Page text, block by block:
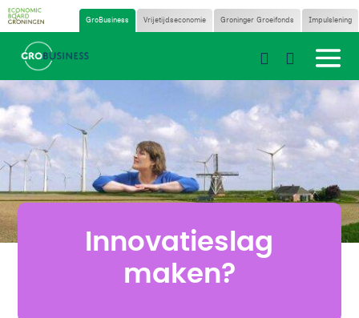
GroBusiness Vrijetijdseconomie Groninger Groeifonds Impulslening
 
Innovatieslag
maken?